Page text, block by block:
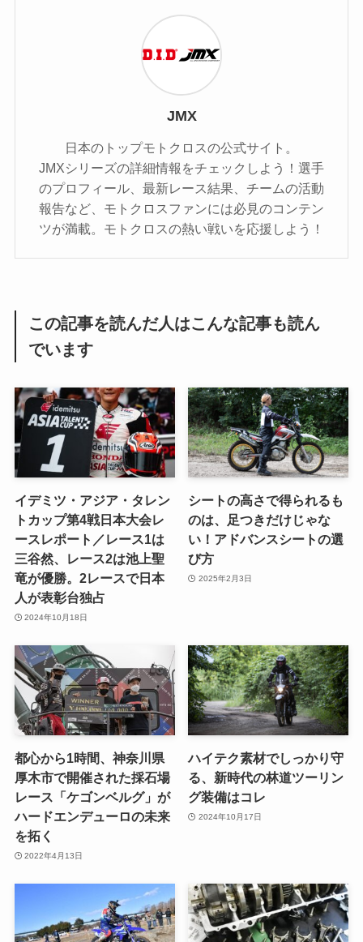
JMX
日本のトップモトクロスの公式サイト。
JMXシリーズの詳細情報をチェックしよう！選手
のプロフィール、最新レース結果、チームの活動
報告など、モトクロスファンには必見のコンテン
ツが満載。モトクロスの熱い戦いを応援しよう！
この記事を読んだ人はこんな記事も読ん
でいます
イデミツ・アジア・タレン
トカップ第4戦日本大会レ
ースレポート／レース1は
三谷然、レース2は池上聖
竜が優勝。2レースで日本
人が表彰台独占
2024年10月18日
シートの高さで得られるも
のは、足つきだけじゃな
い！アドバンスシートの選
び方
2025年2月3日
都心から1時間、神奈川県
厚木市で開催された採石場
レース「ケゴンベルグ」が
ハードエンデューロの未来
を拓く
2022年4月13日
ハイテク素材でしっかり守
る、新時代の林道ツーリン
グ装備はコレ
2024年10月17日